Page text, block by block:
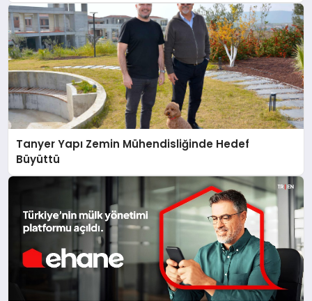
Tanyer Yapı Zemin Mühendisliğinde Hedef
Büyüttü